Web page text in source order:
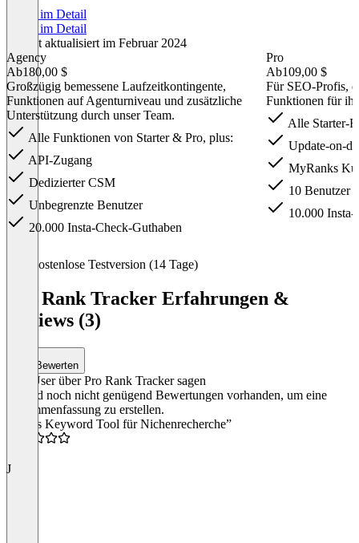
Preise im Detail
Preise im Detail
Zuletzt aktualisiert im Februar 2024
Agency
Ab180,00 $
Großzügig bemessene Laufzeitkontingente,
Funktionen auf Agenturniveau und zusätzliche
Unterstützung durch unser Team.
Alle Funktionen von Starter & Pro, plus:
API-Zugang
Dedizierter CSM
Unbegrenzte Benutzer
20.000 Insta-Check-Guthaben
Pro
Ab109,00 $
Für SEO-Profis,
Funktionen für
Alle Starter-
Update-on-
MyRanks
10 Benutzer
10.000
Kostenlose Testversion (14 Tage)
Pro Rank Tracker Erfahrungen &
Reviews (3)
Bewerten
Was User über Pro Rank Tracker sagen
Es sind noch nicht genügend Bewertungen vorhanden, um eine
Zusammenfassung zu erstellen.
“Gutes Keyword Tool für Nichenrecherche”
J